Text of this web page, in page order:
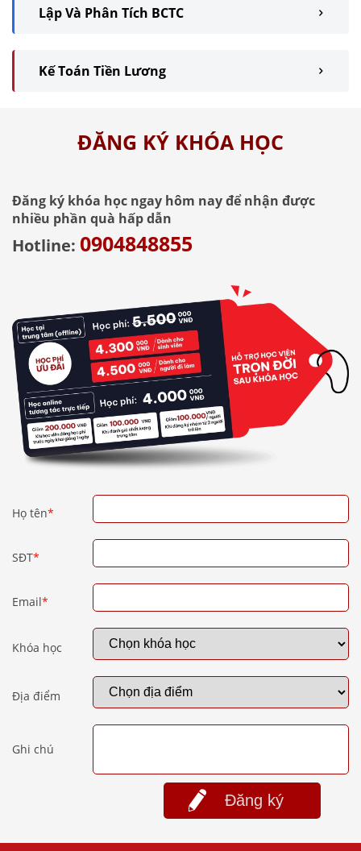
Lập Và Phân Tích BCTC
Kế Toán Tiền Lương
ĐĂNG KÝ KHÓA HỌC
Đăng ký khóa học ngay hôm nay để nhận được
nhiều phần quà hấp dẫn
Hotline: 0904848855
Họ tên*
SĐT*
Email*
Khóa học
Địa điểm
Ghi chú
Đăng ký